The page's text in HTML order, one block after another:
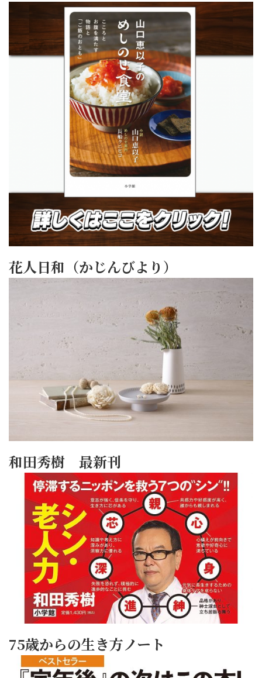
花人日和（かじんびより）
和田秀樹 最新刊
75歳からの生き方ノート